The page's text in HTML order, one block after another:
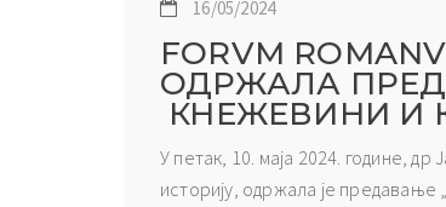
16/05/2024
FORVM
ОДРЖАЛА
КНЕЖЕВИНИ И
У петак, 10. маја 2024. године,
историју, одржала је